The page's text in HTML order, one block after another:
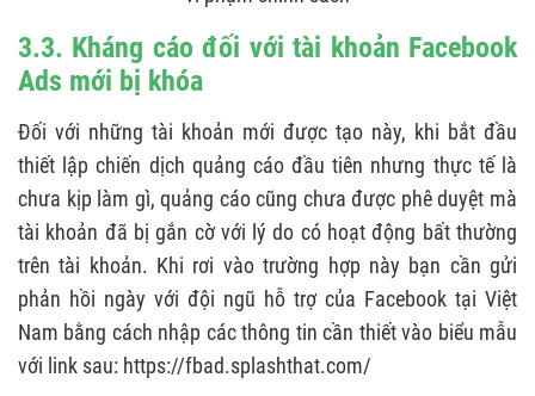
3.3. Kháng cáo đối với tài khoản Facebook
Ads mới bị khóa
Đối với những tài khoản mới được tạo này, khi bắt đầu
thiết lập chiến dịch quảng cáo đầu tiên nhưng thực tế là
chưa kịp làm gì, quảng cáo cũng chưa được phê duyệt mà
tài khoản đã bị gắn cờ với lý do có hoạt động bất thường
trên tài khoản. Khi rơi vào trường hợp này bạn cần gửi
phản hồi ngày với đội ngũ hỗ trợ của Facebook tại Việt
Nam bằng cách nhập các thông tin cần thiết vào biểu mẫu
với link sau: https://fbad.splashthat.com/